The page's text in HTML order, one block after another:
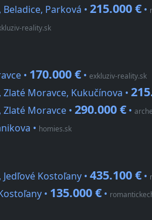
Parková • 215.000 € •
reality.sk
• 170.000 € • exkluziv-reality.sk
Zlaté Moravce, Kukučínova •
Moravce • 290.000 € •
• homies.sk
Kostoľany • 435.100 € •
• 135.000 € •